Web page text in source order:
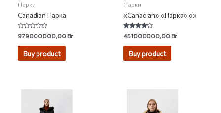
Парки
Canadian Парка
Rated
0
out
979000000,00Br
Buy product
Парки
«Canadian» «Парка» «»
Rated
4.00
out of 5
451000000,00Br
Buy product